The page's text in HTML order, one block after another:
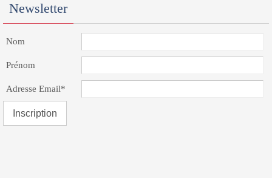
Newsletter
Nom
Prénom
Adresse Email*